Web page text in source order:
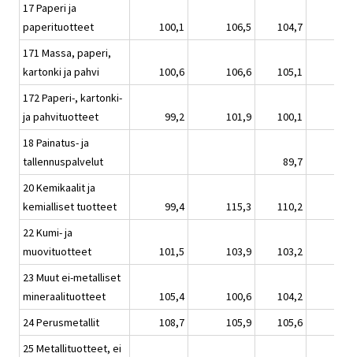
17 Paperi ja
paperituotteet
100,1 106,5
104,7
171 Massa, paperi,
kartonki ja pahvi
100,6 106,6
105,1
172 Paperi-, kartonki-
ja pahvituotteet
99,2 101,9
100,1
18 Painatus- ja
tallennuspalvelut
89,7
20 Kemikaalit ja
kemialliset tuotteet
99,4 115,3
110,2
22 Kumi- ja
muovituotteet
101,5 103,9
103,2
23 Muut ei-metalliset
mineraalituotteet
105,4 100,6
104,2
24 Perusmetallit
108,7 105,9
105,6
25 Metallituotteet, ei